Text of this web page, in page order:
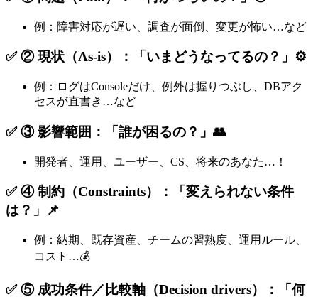
例：障害対応が遅い、調査が面倒、変更が怖い…など
✅ ② 現状（As-is）：「いまどうなってるの？」⚙️
例：ログはConsoleだけ、例外は握りつぶし、DBアク
セスが直書き…など
✅ ③ 影響範囲：「誰が困るの？」👥
開発者、運用、ユーザー、CS、将来のあなた…！
✅ ④ 制約（Constraints）：「変えられない条件
は？」📌
例：納期、既存資産、チームの習熟度、運用ルール、
コスト…💰
✅ ⑤ 成功条件／比較軸（Decision drivers）：「何